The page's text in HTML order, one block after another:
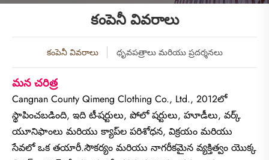
కంపెనీ వివరాలు
కంపెనీ వివరాలు ధృవపత్రాలు మరియు ప్రదర్శనలు
మన చరిత్ర
Cangnan County Qimeng Clothing Co., Ltd., 2012లో
స్థాపించబడింది, ఇది టీ-షర్టులు, పోలో షర్టులు, హూడీలు, వర్క్
యూనిఫాంలు మరియు క్యాప్‌ల పరిశోధన, విక్రయం మరియు
సేవలో ఒక తయారీ.సౌకర్యం మరియు నాగరీకమైన వ్యక్తిత్వం యొక్క